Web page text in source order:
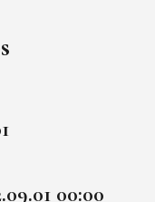
00:00